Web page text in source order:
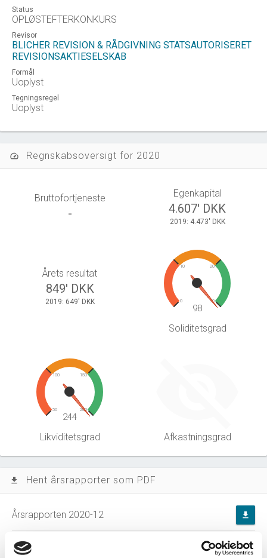
Status
OPLØSTEFTERKONKURS
Revisor
BLICHER REVISION & RÅDGIVNING STATSAUTORISERET
REVISIONSAKTIESELSKAB
Formål
Uoplyst
Tegningsregel
Uoplyst
speed Regnskabsoversigt for 2020
Bruttofortjeneste
-
Egenkapital
4.607' DKK
2019: 4.473' DKK
Årets resultat
849' DKK
2019: 649' DKK 0
10 20
30
98
Soliditetsgrad
50
100 150
200
244
Likviditetsgrad Afkastningsgrad
file_download Hent årsrapporter som PDF
Årsrapporten 2020-12 file_download
Årsrapporten 2019-12 file_download